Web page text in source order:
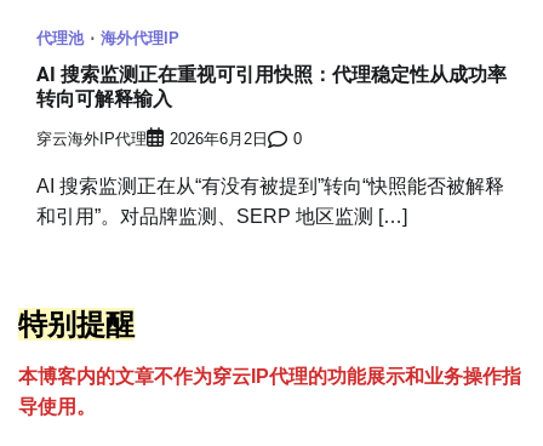
代理池 海外代理IP
AI 搜索监测正在重视可引用快照：代理稳定性从成功率
转向可解释输入
穿云海外IP代理 2026年6月2日 0
AI 搜索监测正在从“有没有被提到”转向“快照能否被解释
和引用”。对品牌监测、SERP 地区监测 […]
特别提醒
本博客内的文章不作为穿云 P代理的功能展示和业务操作指
导使用。